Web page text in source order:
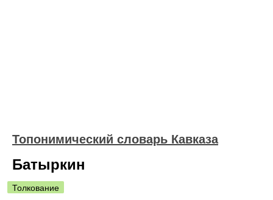
Топонимический словарь Кавказа
Батыркин
Толкование